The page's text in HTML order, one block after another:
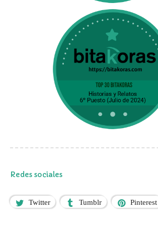
Redes sociales
Twitter Tumblr Pinterest